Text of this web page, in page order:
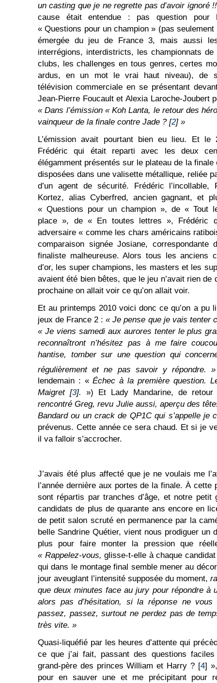
un casting que je ne regrette pas d’avoir
cause était entendue : pas question pour
« Questions pour un champion » (pas
émergée du jeu de France 3, mais aussi
interrégions, interdistricts, les championnats
clubs, les challenges en tous genres, certes
ardus, en un mot le vrai haut niveau), de
télévision commerciale en se présentant
Jean-Pierre Foucault et Alexia Laroche-Joubert
« Dans l’émission « Koh Lanta, le retour des
vainqueur de la finale contre Jade ?[2] »
L’émission avait pourtant bien eu lieu. Et le
Frédéric qui était reparti avec les deux
élégamment présentés sur le plateau de la
disposées dans une valisette métallique, reliée
d’un agent de sécurité. Frédéric
Kortez, alias Cyberfred, ancien gagnant, et
« Questions pour un champion », de « Tout
place », de « En toutes lettres », Frédéric
adversaire « comme les chars américains
comparaison signée Josiane, correspondante
finaliste malheureuse. Alors tous les anciens
d’or, les super champions, les masters et les
avaient été bien bêtes, que le jeu n’avait rien de
prochaine on allait voir ce qu’on allait voir.
Et au printemps 2010 voici donc ce qu’on a pu
jeux de France 2 :« Je pense que je vais tenter
« Je viens samedi aux aurores tenter le plus
reconnaîtront n’hésitez pas à me faire
hantise, tomber sur une question qui
régulièrement et ne pas savoir y répondre. »
lendemain : «Échec à la première question.
Maigret[3].
») Et Lady Mandarine, de
rencontré Greg, revu Julie aussi, aperçu des
Bandard ou un crack de QP1C qui s’appelle
prévenus. Cette année ce sera chaud. Et si je
il va falloir s’accrocher.
J’avais été plus affecté que je ne voulais me
l’année dernière aux portes de la finale. À
sont répartis par tranches d’âge, et notre petit
candidats de plus de quarante ans encore en
de petit salon scruté en permanence par la
belle Sandrine Quétier, vient nous prodiguer un
plus pour faire monter la pression que
« Rappelez-vous,glisse-t-elle à chaque
qui dans le montage final semble mener au
jour aveuglant l’intensité supposée du moment,
quedeux minutes face au jury pour répondre à
alors pas d’hésitation, si la réponse ne vous
passez, passez, surtout ne perdez pas de
très vite. »
Quasi-liquéfié par les heures d’attente qui
ce que j’ai fait, passant des questions faciles
grand-père des princes William et Harry ? [4]
pour en sauver une et me précipitant pour